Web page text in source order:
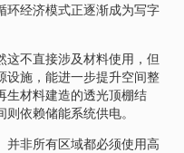
环经济模式正逐渐成为写字
这不直接涉及材料使用，但
设施，能进一步提升空间整
生材料建造的透光顶棚结
依赖储能系统供电。
并非所有区域都必须使用高